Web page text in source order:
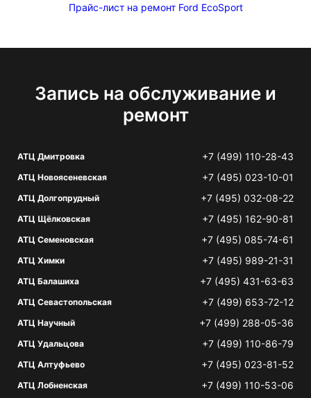
Прайс-лист на ремонт Ford EcoSport
Запись на обслуживание и
ремонт
АТЦ Дмитровка +7 (499) 110-28-43
АТЦ Новоясеневская +7 (495) 023-10-01
АТЦ Долгопрудный +7 (495) 032-08-22
АТЦ Щёлковская +7 (495) 162-90-81
АТЦ Семеновская +7 (495) 085-74-61
АТЦ Химки +7 (495) 989-21-31
АТЦ Балашиха +7 (495) 431-63-63
АТЦ Севастопольская +7 (499) 653-72-12
АТЦ Научный +7 (499) 288-05-36
АТЦ Удальцова +7 (499) 110-86-79
АТЦ Алтуфьево +7 (495) 023-81-52
АТЦ Лобненская +7 (499) 110-53-06